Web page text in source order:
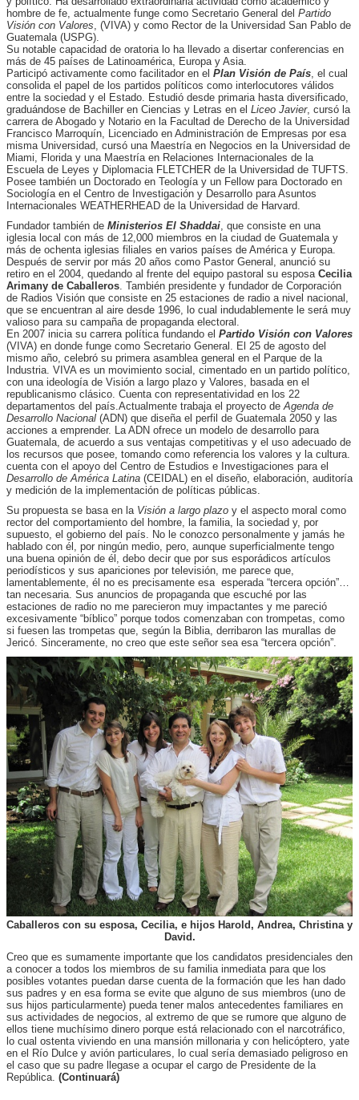
hombre de fe, actualmente funge como Secretario General del Partido
Visión con Valores, (VIVA) y como Rector de la Universidad San Pablo de
Guatemala (USPG).
Su notable capacidad de oratoria lo ha llevado a disertar conferencias en
más de 45 países de Latinoamérica, Europa y Asia.
Participó activamente como facilitador en el Plan Visión de País, el cual
consolida el papel de los partidos políticos como interlocutores válidos
entre la sociedad y el Estado. Estudió desde primaria hasta diversificado,
graduándose de Bachiller en Ciencias y Letras en el Liceo Javier, cursó la
carrera de Abogado y Notario en la Facultad de Derecho de la Universidad
Francisco Marroquín, Licenciado en Administración de Empresas por esa
misma Universidad, cursó una Maestría en Negocios en la Universidad de
Miami, Florida y una Maestría en Relaciones Internacionales de la
Escuela de Leyes y Diplomacia FLETCHER de la Universidad de TUFTS.
Posee también un Doctorado en Teología y un Fellow para Doctorado en
Sociología en el Centro de Investigación y Desarrollo para Asuntos
Internacionales WEATHERHEAD de la Universidad de Harvard.
Fundador también de Ministerios El Shaddai, que consiste en una
iglesia local con más de 12,000 miembros en la ciudad de Guatemala y
más de ochenta iglesias filiales en varios países de América y Europa.
Después de servir por más 20 años como Pastor General, anunció su
retiro en el 2004, quedando al frente del equipo pastoral su esposa Cecilia
Arimany de Caballeros. También presidente y fundador de Corporación
de Radios Visión que consiste en 25 estaciones de radio a nivel nacional,
que se encuentran al aire desde 1996, lo cual indudablemente le será muy
valioso para su campaña de propaganda electoral.
En 2007 inicia su carrera política fundando el Partido Visión con Valores
(VIVA) en donde funge como Secretario General. El 25 de agosto del
mismo año, celebró su primera asamblea general en el Parque de la
Industria. VIVA es un movimiento social, cimentado en un partido político,
con una ideología de Visión a largo plazo y Valores, basada en el
republicanismo clásico. Cuenta con representatividad en los 22
departamentos del país.Actualmente trabaja el proyecto deAgenda de
Desarrollo Nacional (ADN) que diseña el perfil de Guatemala 2050 y las
acciones a emprender. La ADN ofrece un modelo de desarrollo para
Guatemala, de acuerdo a sus ventajas competitivas y el uso adecuado de
los recursos que posee, tomando como referencia los valores y la cultura.
cuenta con el apoyo del Centro de Estudios e Investigaciones para el
Desarrollo de América Latina (CEIDAL) en el diseño, elaboración, auditoría
y medición de la implementación de políticas públicas.
Su propuesta se basa en la Visión a largo plazo y el aspecto moral como
rector del comportamiento del hombre, la familia, la sociedad y, por
supuesto, el gobierno del país. No le conozco personalmente y jamás he
hablado con él, por ningún medio, pero, aunque superficialmente tengo
una buena opinión de él, debo decir que por sus esporádicos artículos
periodísticos y sus apariciones por televisión, me parece que,
lamentablemente, él no es precisamente esa esperada “tercera opción”…
tan necesaria. Sus anuncios de propaganda que escuché por las
estaciones de radio no me parecieron muy impactantes y me pareció
excesivamente “bíblico” porque todos comenzaban con trompetas, como
si fuesen las trompetas que, según la Biblia, derribaron las murallas de
Jericó. Sinceramente, no creo que este señor sea esa “tercera opción”.
Caballeros con su esposa, Cecilia, e hijos Harold, Andrea, Christina y
David.
Creo que es sumamente importante que los candidatos presidenciales den
a conocer a todos los miembros de su familia inmediata para que los
posibles votantes puedan darse cuenta de la formación que les han dado
sus padres y en esa forma se evite que alguno de sus miembros (uno de
sus hijos particularmente) pueda tener malos antecedentes familiares en
sus actividades de negocios, al extremo de que se rumore que alguno de
ellos tiene muchísimo dinero porque está relacionado con el narcotráfico,
lo cual ostenta viviendo en una mansión millonaria y con helicóptero, yate
en el Río Dulce y avión particulares, lo cual sería demasiado peligroso en
el caso que su padre llegase a ocupar el cargo de Presidente de la
República. (Continuará)